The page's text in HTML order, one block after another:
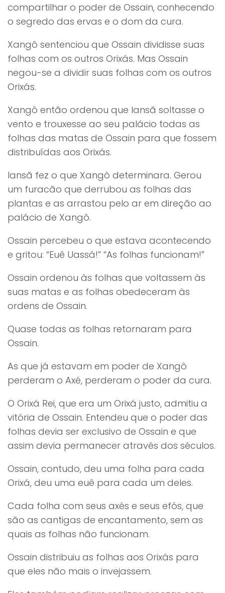
compartilhar o poder de Ossain, conhecendo
o segredo das ervas e o dom da cura.
Xangô sentenciou que Ossain dividisse suas
folhas com os outros Orixás. Mas Ossain
negou-se a dividir suas folhas com os outros
Orixás.
Xangô então ordenou que Iansã soltasse o
vento e trouxesse ao seu palácio todas as
folhas das matas de Ossain para que fossem
distribuídas aos Orixás.
Iansã fez o que Xangô determinara. Gerou
um furacão que derrubou as folhas das
plantas e as arrastou pelo ar em direção ao
palácio de Xangô.
Ossain percebeu o que estava acontecendo
e gritou: “Euê Uassá!” “As folhas funcionam!”
Ossain ordenou às folhas que voltassem às
suas matas e as folhas obedeceram às
ordens de Ossain.
Quase todas as folhas retornaram para
Ossain.
As que já estavam em poder de Xangô
perderam o Axé, perderam o poder da cura.
O Orixá Rei, que era um Orixá justo, admitiu a
vitória de Ossain. Entendeu que o poder das
folhas devia ser exclusivo de Ossain e que
assim devia permanecer através dos séculos.
Ossain, contudo, deu uma folha para cada
Orixá, deu uma euê para cada um deles.
Cada folha com seus axés e seus efós, que
são as cantigas de encantamento, sem as
quais as folhas não funcionam.
Ossain distribuiu as folhas aos Orixás para
que eles não mais o invejassem.